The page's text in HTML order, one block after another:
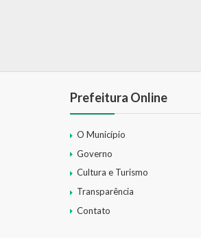
Prefeitura Online
O Município
Governo
Cultura e Turismo
Transparência
Contato